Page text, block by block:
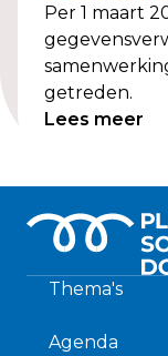
Per 1 maart
getreden.
Lees meer
Thema's
Agenda